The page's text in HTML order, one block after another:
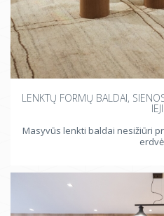
LENKTŲ FORMŲ BALDAI,
IEJI
Masyvūs lenkti baldai nesižiūri